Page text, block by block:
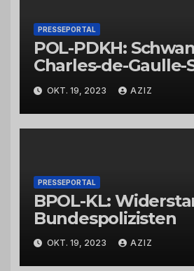
PRESSEPORTAL
POL-PDKH:
Charles-de-Gaulle-
Bad Kreuznach
Feierabendverkehr
OKT. 19, 2023 AZIZ
PRESSEPORTAL
BPOL-KL:
Bundespolizisten
OKT. 19, 2023 AZIZ